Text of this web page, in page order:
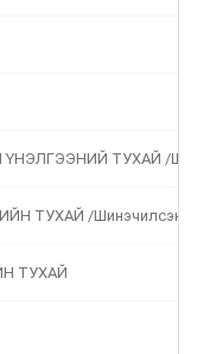
ТУХАЙ /
ТУХАЙ /Шинэчилсэн
ТУХАЙ